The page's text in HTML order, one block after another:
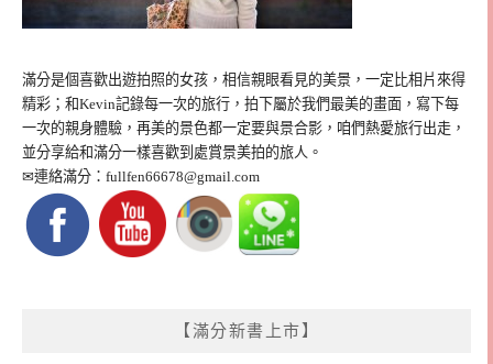
滿分是個喜歡出遊拍照的女孩，相信親眼看見的美景，一定比相片來得
精彩；和Kevin記錄每一次的旅行，拍下屬於我們最美的畫面，寫下每
一次的親身體驗，再美的景色都一定要與景合影，咱們熱愛旅行出走，
並分享給和滿分一樣喜歡到處賞景美拍的旅人。
✉連絡滿分： fullfen66678@gmail.com
【滿分新書上市】